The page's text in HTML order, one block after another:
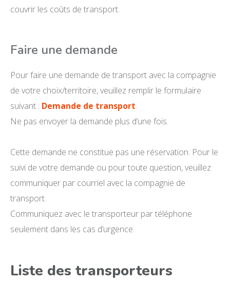
couvrir les coûts de transport.
Faire une demande
Pour faire une demande de transport avec la compagnie
de votre choix/territoire, veuillez remplir le formulaire
suivant : Demande de transport.
Ne pas envoyer la demande plus d’une fois.
Cette demande ne constitue pas une réservation. Pour le
suivi de votre demande ou pour toute question, veuillez
communiquer par courriel avec la compagnie de
transport.
Communiquez avec le transporteur par téléphone
seulement dans les cas d’urgence.
Liste des transporteurs